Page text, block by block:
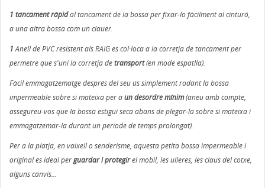
1 tancament ràpidal tancament de la bossa per fixar-lo fàcilment al cinturó,
a una altra bossa com un clauer.
1Anell de PVC resistent als RAIG es col·loca a la corretja de tancament per
permetre que s'uni la corretja detransport(en mode espatlla).
Fàcil emmagatzematge després del seu ús simplement rodant la bossa
impermeable sobre si mateixa per aun desordre mínim(aneu amb compte,
assegureu-vos que la bossa estigui seca abans de plegar-la sobre si mateixa i
emmagatzemar-la durant un període de temps prolongat).
Per a la platja, en vaixell o senderisme, aquesta petita bossa impermeable i
original és ideal perguardar i protegirel mòbil, les ulleres, les claus del cotxe,
alguns canvis...